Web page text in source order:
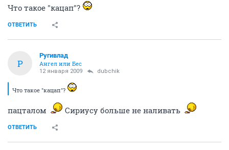
Что такое "кацап"?
ОТВЕТИТЬ
Р
Ругивлад
Ангел или Бес
12 января 2009 dubchik
Что такое "кацап"?
пацталом Сириусу больше не наливать
ОТВЕТИТЬ